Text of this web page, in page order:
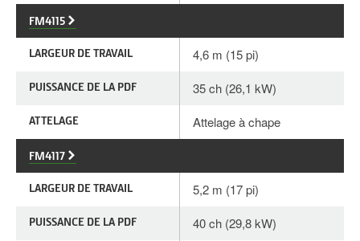
FM4115
LARGEUR DE TRAVAIL 4,6 m (15 pi)
PUISSANCE DE LA PDF 35 ch (26,1 kW)
ATTELAGE Attelage à chape
FM4117
LARGEUR DE TRAVAIL 5,2 m (17 pi)
PUISSANCE DE LA PDF 40 ch (29,8 kW)